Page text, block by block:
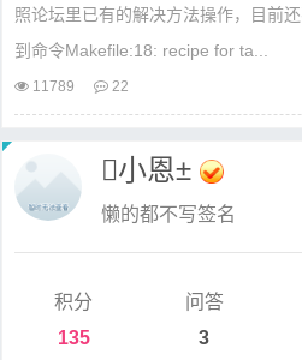
照论坛里已有的解决方法操作，目前
到命令Makefile:18: recipe for ta...
11789 22
小恩±
懒的都不写签名
积分
135
问答
3